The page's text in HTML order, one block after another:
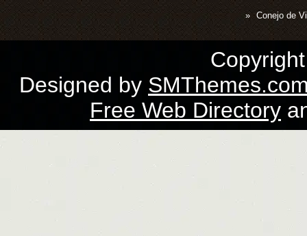
Conejo de
Designed by
Free Web Directory